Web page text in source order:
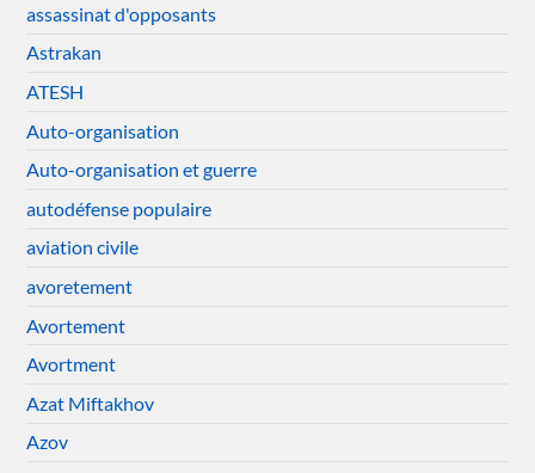
assassinat d'opposants
Astrakan
ATESH
Auto-organisation
Auto-organisation et guerre
autodéfense populaire
aviation civile
avoretement
Avortement
Avortment
Azat Miftakhov
Azov